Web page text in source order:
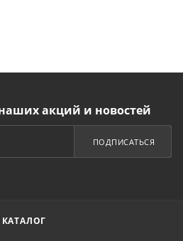
наших акций и новостей
ПОДПИСАТЬСЯ
КАТАЛОГ